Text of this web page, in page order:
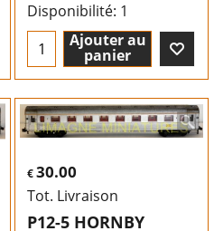
Disponibilité: 1
Ajouter au
panier
€30.00
Tot. Livraison
P12-5 HORNBY